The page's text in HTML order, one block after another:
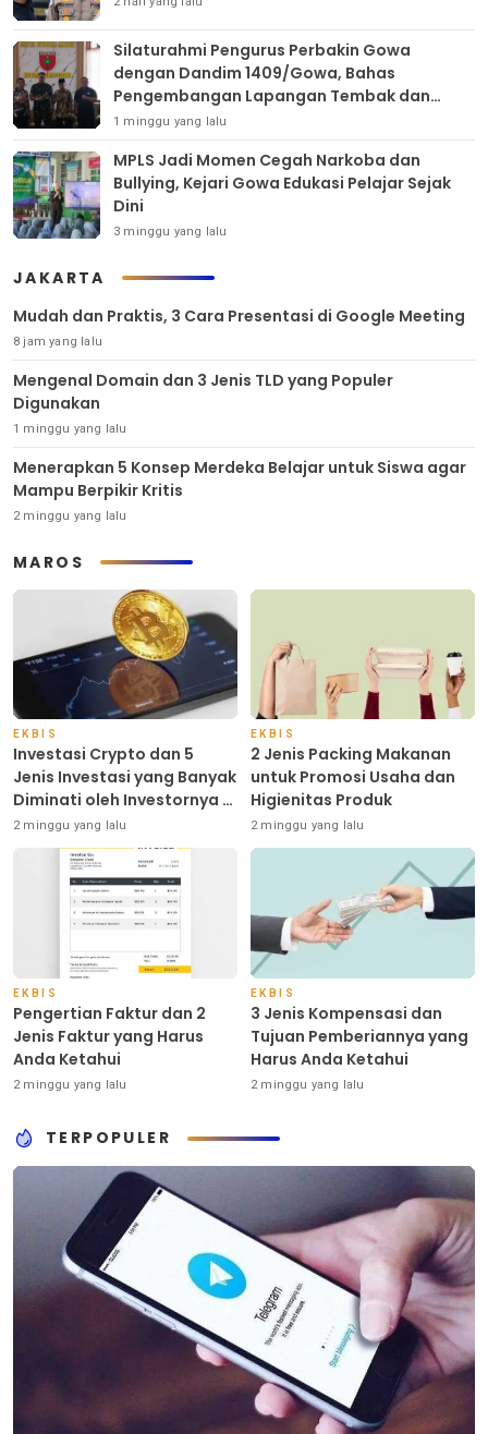
Silaturahmi Pengurus Perbakin Gowa
dengan Dandim 1409/Gowa, Bahas
Pengembangan Lapangan Tembak dan
Pembinaan Atlet
1 minggu yang lalu
MPLS Jadi Momen Cegah Narkoba dan
Bullying, Kejari Gowa Edukasi Pelajar Sejak
Dini
3 minggu yang lalu
JAKARTA
Mudah dan Praktis, 3 Cara Presentasi di Google Meeting
8 jam yang lalu
Mengenal Domain dan 3 Jenis TLD yang Populer
Digunakan
1 minggu yang lalu
Menerapkan 5 Konsep Merdeka Belajar untuk Siswa agar
Mampu Berpikir Kritis
2 minggu yang lalu
MAROS
EKBIS
Investasi Crypto dan 5
Jenis Investasi yang Banyak
Diminati oleh Investornya di
Indonesia
2 minggu yang lalu
EKBIS
2 Jenis Packing Makanan
untuk Promosi Usaha dan
Higienitas Produk
2 minggu yang lalu
EKBIS
Pengertian Faktur dan 2
Jenis Faktur yang Harus
Anda Ketahui
2 minggu yang lalu
EKBIS
3 Jenis Kompensasi dan
Tujuan Pemberiannya yang
Harus Anda Ketahui
2 minggu yang lalu
TERPOPULER